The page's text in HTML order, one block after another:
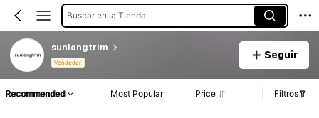
Buscar en la Tienda
sunlongtrim
Vendedor
Seguir
Recommended Most Popular Price Filtros